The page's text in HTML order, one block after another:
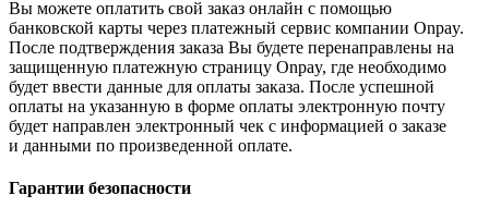
Вы можете оплатить свой заказ онлайн с помощью
банковской карты через платежный сервис компании Onpay.
После подтверждения заказа Вы будете перенаправлены на
защищенную платежную страницу Onpay, где необходимо
будет ввести данные для оплаты заказа. После успешной
оплаты на указанную в форме оплаты электронную почту
будет направлен электронный чек с информацией о заказе
и данными по произведенной оплате.
Гарантии безопасности